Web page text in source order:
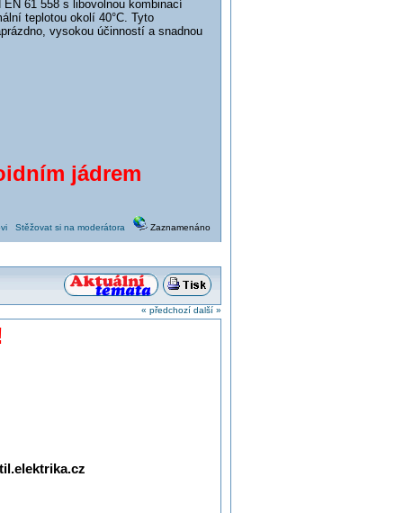
61 558 s libovolnou kombinací
teplotou okolí 40°C. Tyto
vysokou účinností a snadnou
jádrem
Stěžovat si na moderátora Zaznamenáno
« předchozí další »